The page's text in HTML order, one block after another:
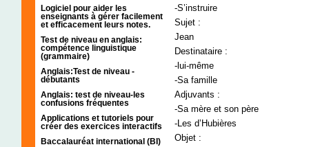
Logiciel pour aider les
enseignants à gérer facilement
et efficacement leurs notes.
Test de niveau en anglais:
compétence linguistique
(grammaire)
Anglais:Test de niveau -
débutants
Anglais: test de niveau-les
confusions fréquentes
Applications et tutoriels pour
créer des exercices interactifs
Baccalauréat international (BI)
-S’instruire
Sujet :
Jean
Destinataire :
-lui-même
-Sa famille
Adjuvants :
-Sa mère et son père
-Les d’Hubières
Objet :